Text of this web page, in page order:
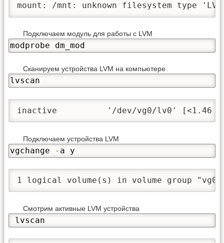
mount: /mnt: unknown filesystem type
Подключаем модуль для работы с LVM
modprobe dm_mod
Сканируем устройства LVM на компьютере
lvscan
inactive          '/dev/vg0/lv0' [<1.46
Подключаем устройства LVM
vgchange - a y
1 logical volume(s) in volume group
Смотрим активные LVM устройства
lvscan